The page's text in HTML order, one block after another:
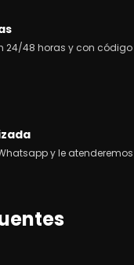
24/48 horas y con código
y le atenderemos